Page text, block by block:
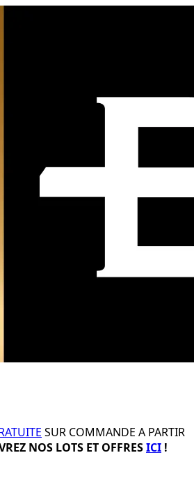
SUR COMMANDE A PARTIR
NOS LOTS ET OFFRESICI !